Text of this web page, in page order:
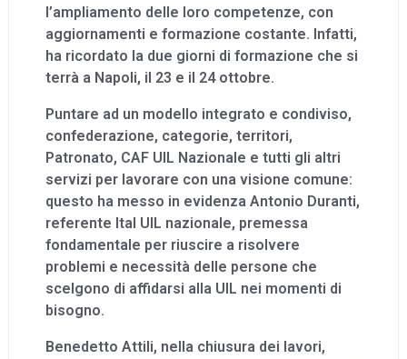
l’ampliamento delle loro competenze, con
aggiornamenti e formazione costante. Infatti,
ha ricordato la due giorni di formazione che si
terrà a Napoli, il 23 e il 24 ottobre.
Puntare ad un modello integrato e condiviso,
confederazione, categorie, territori,
Patronato, CAF UIL Nazionale e tutti gli altri
servizi per lavorare con una visione comune:
questo ha messo in evidenza Antonio Duranti,
referente Ital UIL nazionale, premessa
fondamentale per riuscire a risolvere
problemi e necessità delle persone che
scelgono di affidarsi alla UIL nei momenti di
bisogno.
Benedetto Attili, nella chiusura dei lavori,